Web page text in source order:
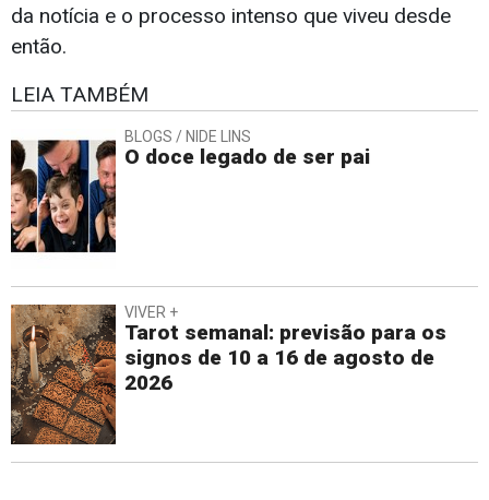
da notícia e o processo intenso que viveu desde
então.
LEIA TAMBÉM
BLOGS / NIDE LINS
O doce legado de ser pai
VIVER +
Tarot semanal: previsão para os
signos de 10 a 16 de agosto de
2026